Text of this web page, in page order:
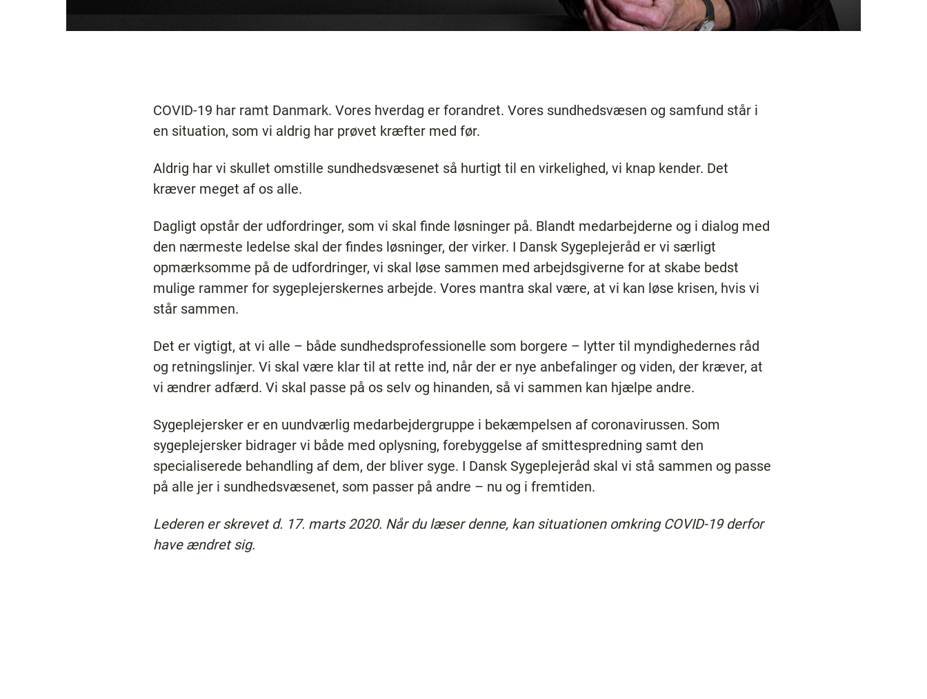
COVID-19 har ramt Danmark. Vores hverdag er forandret. Vores sundhedsvæsen og samfund står i
en situation, som vi aldrig har prøvet kræfter med før.
Aldrig har vi skullet omstille sundhedsvæsenet så hurtigt til en virkelighed, vi knap kender. Det
kræver meget af os alle.
Dagligt opstår der udfordringer, som vi skal finde løsninger på. Blandt medarbejderne og i dialog med
den nærmeste ledelse skal der findes løsninger, der virker. I Dansk Sygeplejeråd er vi særligt
opmærksomme på de udfordringer, vi skal løse sammen med arbejdsgiverne for at skabe bedst
mulige rammer for sygeplejerskernes arbejde. Vores mantra skal være, at vi kan løse krisen, hvis vi
står sammen.
Det er vigtigt, at vi alle – både sundhedsprofessionelle som borgere – lytter til myndighedernes råd
og retningslinjer. Vi skal være klar til at rette ind, når der er nye anbefalinger og viden, der kræver, at
vi ændrer adfærd. Vi skal passe på os selv og hinanden, så vi sammen kan hjælpe andre.
Sygeplejersker er en uundværlig medarbejdergruppe i bekæmpelsen af coronavirussen. Som
sygeplejersker bidrager vi både med oplysning, forebyggelse af smittespredning samt den
specialiserede behandling af dem, der bliver syge. I Dansk Sygeplejeråd skal vi stå sammen og passe
på alle jer i sundhedsvæsenet, som passer på andre – nu og i fremtiden.
Lederen er skrevet d. 17. marts 2020. Når du læser denne, kan situationen omkring COVID-19 derfor
have ændret sig.